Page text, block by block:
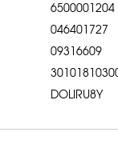
6500001204
046401727
09316609
DOLIRU8Y